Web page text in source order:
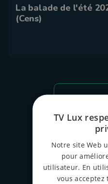
La balade de l'été
(Cens)
TV Lux
Notre site Web
pour
utilisateur. En
vous acceptez